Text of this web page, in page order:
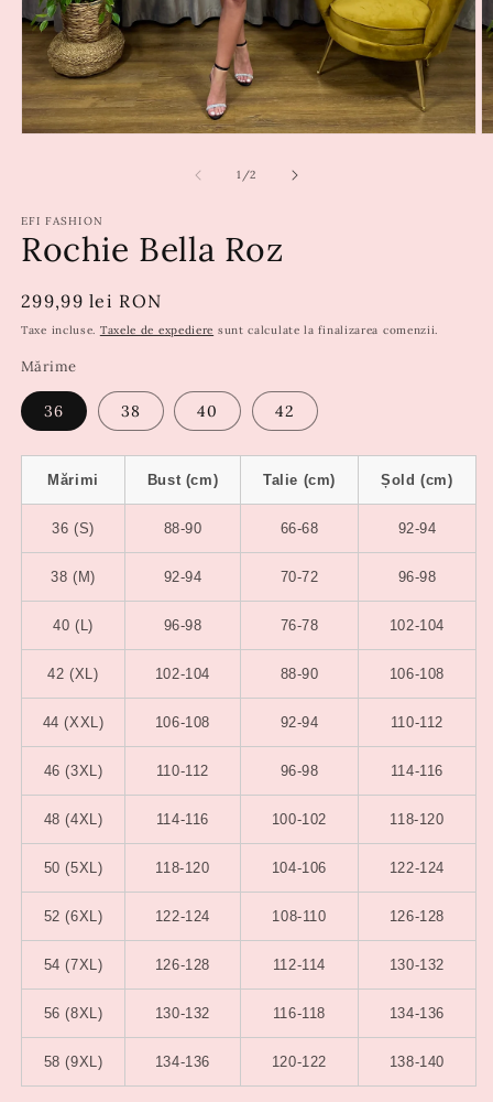
1 /din
2
EFI FASHION
Rochie Bella Roz
Preț
obișnuit
299,99 lei RON
Taxe incluse. Taxele de expediere sunt calculate la finalizarea comenzii.
Mărime
36 38 40 42
Mărimi Bust (cm) Talie (cm) Șold (cm)
36 (S) 88-90 66-68 92-94
38 (M) 92-94 70-72 96-98
40 (L) 96-98 76-78 102-104
42 (XL) 102-104 88-90 106-108
44 (XXL) 106-108 92-94 110-112
46 (3XL) 110-112 96-98 114-116
48 (4XL) 114-116 100-102 118-120
50 (5XL) 118-120 104-106 122-124
52 (6XL) 122-124 108-110 126-128
54 (7XL) 126-128 112-114 130-132
56 (8XL) 130-132 116-118 134-136
58 (9XL) 134-136 120-122 138-140